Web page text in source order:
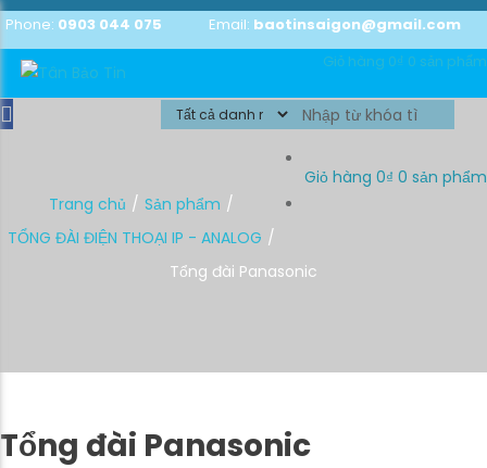
Phone: 0903 044 075 Email: baotinsaigon@gmail.com
Giỏ hàng 0₫ 0 sản phẩm
Giỏ hàng 0₫ 0 sản phẩm
Trang chủ
Sản phẩm
TỔNG ĐÀI ĐIỆN THOẠI IP - ANALOG
Tổng đài Panasonic
Tổng đài Panasonic